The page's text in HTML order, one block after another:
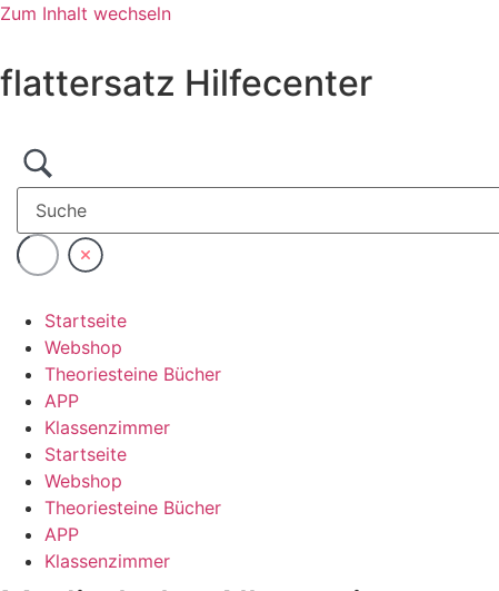
Zum Inhalt wechseln
flattersatz Hilfecenter
Startseite
Webshop
Theoriesteine Bücher
APP
Klassenzimmer
Startseite
Webshop
Theoriesteine Bücher
APP
Klassenzimmer